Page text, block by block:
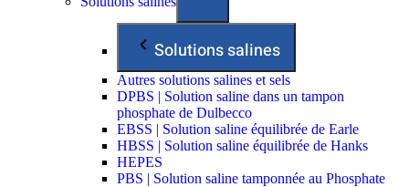
Solutions salines
Autres solutions salines et sels
DPBS | Solution saline dans un tampon
phosphate de Dulbecco
EBSS | Solution saline équilibrée de Earle
HBSS | Solution saline équilibrée de Hanks
HEPES
PBS | Solution saline tamponnée au Phosphate